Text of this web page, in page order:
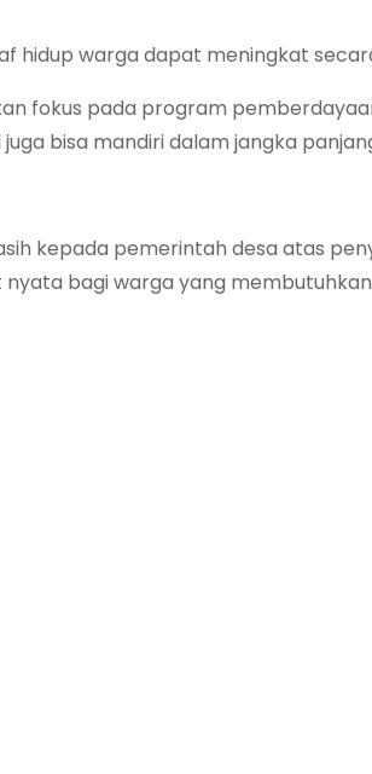
warga dapat meningkat
fokus pada program
bisa mandiri dalam jangka
kepada pemerintah desa atas
bagi warga yang